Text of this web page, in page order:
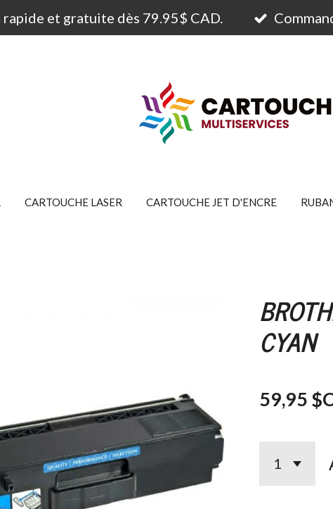
rapide et gratuite dès 79.95$ CAD.
CARTOUCHE LASER CARTOUCHE JET D'ENCRE
CYAN
59,95